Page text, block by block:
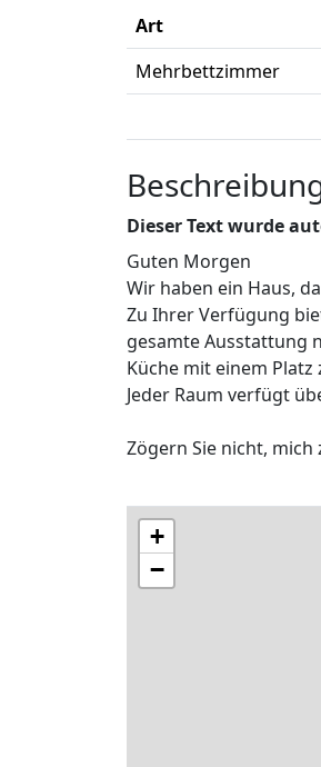
Art
Mehrbettzimmer
Dieser Text wurde
Guten Morgen
Wir haben ein Haus,
Zu Ihrer Verfügung
gesamte Ausstattung
Küche mit einem Platz
Jeder Raum verfügt
Zögern Sie nicht,
+
−